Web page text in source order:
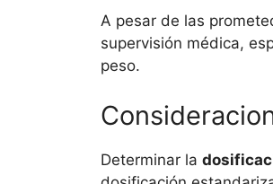
A pesar de las
supervisión médica,
peso.
Determinar la